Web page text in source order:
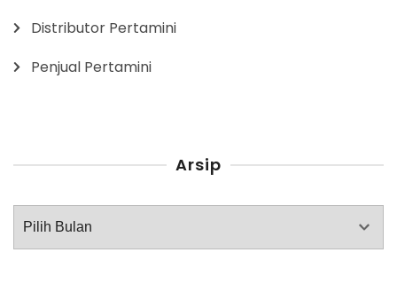
Distributor Pertamini
Penjual Pertamini
Arsip
Arsip